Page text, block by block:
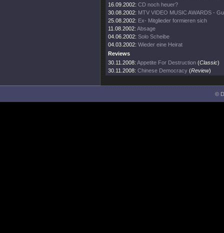
16.09.2002: CD noch heuer?
30.08.2002: MTV VIDEO MUSIC AWARDS -
25.08.2002: Ex- Mitglieder formieren sich
11.08.2002: Absage
04.06.2002: Solo Scheibe
04.03.2002: Wieder eine Heirat
Reviews
30.11.2008: Appetite For Destruction (Classic)
30.11.2008: Chinese Democracy (Review)
©